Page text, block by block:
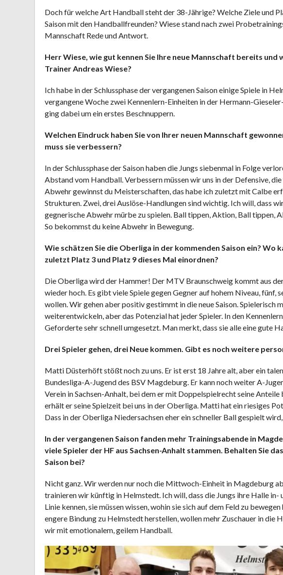
Doch für welche Art Handball steht der 38-Jährige? Welche Ziele und
Saison mit den Handballfreunden? Wiese stand nach zwei
Mannschaft Rede und Antwort.
Herr Wiese, wie gut kennen Sie Ihre neue Mannschaft bereits und
Trainer Andreas Wiese?
Ich habe in der Schlussphase der vergangenen Saison einige Spiele in
vergangene Woche zwei Kennenlern-Einheiten in der Hermann-
ging dabei um ein erstes Beschnuppern.
Welchen Eindruck haben Sie von Ihrer neuen Mannschaft
muss sie verbessern?
In der Schlussphase der Saison haben die Jungs siebenmal in Folge
Abstand vom Handball. Verbessern müssen wir uns in der Defensive,
Abwehr gewinnst du Meisterschaften, das habe ich zuletzt mit Calbe
Strukturen. Zwei, drei Auslöse-Handlungen sind wichtig. Ich will, dass
gegnerische Abwehr mürbe zu spielen. Ball tippen, Aktion, Ball tippen,
So bekommst du keine Abwehr in Bewegung.
Wie schätzen Sie die Oberliga in der kommenden Saison ein? Wo
zuletzt Platz 3 und Platz 9 dieses Mal einordnen?
Die Oberliga wird der Hammer! Der MTV Braunschweig kommt aus
wieder hoch. Es gibt viele Spiele gegen Gegner auf hohem Niveau, fünf,
wollen. Wir gehen aber positiv gestimmt in die neue Saison. Spielerisch
weiterentwickeln, aber das Potenzial hat jeder Spieler. In den
Geforderte sehr schnell umgesetzt. Man merkt, dass sie alle eine gute
Drei Spieler gehen, drei Neue kommen. Gibt es noch weitere
Matti Düsterhöft stößt noch zu uns. Er ist erst 18 Jahre alt, aber ein
Bundesliga-A-Jugend des BSV Magdeburg. Er kann noch weiter A-
Verein in Sachsen-Anhalt, bei dem er mit Doppelspielrecht seine
erhält er seine Spielzeit bei uns in der Oberliga. Matti hat ein riesiges
Dass in der Oberliga Niedersachsen eher ein schneller Ball gespielt
In der vergangenen Saison fanden mehr Trainingsabende in
viele Spieler der HF aus Sachsen-Anhalt stammen. Behalten Sie
Saison bei?
Nicht ganz. Wir werden nur noch die Mittwoch-Einheit in Magdeburg
trainieren wir künftig in Helmstedt. Ich will, dass die Jungs ihre Halle in-
Linie kennen, sie müssen wissen, wohin sie sich auf dem Feld zu
engere Bindung zu Helmstedt herstellen, wollen mehr Zuschauer in die
wir mit emotionalem, geilem Handball.